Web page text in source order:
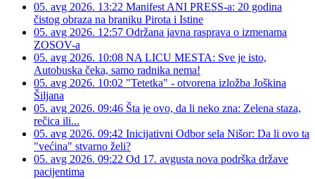
05. avg 2026. 13:22 Manifest ANI PRESS-a: 20 godina
čistog obraza na braniku Pirota i Istine
05. avg 2026. 12:57 Održana javna rasprava o izmenama
ZOSOV-a
05. avg 2026. 10:08 NA LICU MESTA: Sve je isto,
Autobuska čeka, samo radnika nema!
05. avg 2026. 10:02 "Tetetka" - otvorena izložba Joškina
Šiljana
05. avg 2026. 09:46 Šta je ovo, da li neko zna: Zelena staza,
rečica ili...
05. avg 2026. 09:42 Inicijativni Odbor sela Nišor: Da li ovo ta
"većina" stvarno želi?
05. avg 2026. 09:22 Od 17. avgusta nova podrška države
pacijentima